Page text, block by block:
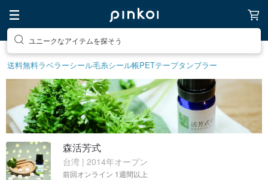
素敵な生活グッズを探そう
ユニークなアイテムを探そう
送料無料ラベラーシール毛糸シール帳PETテープタンブラー
森活芳式
台湾 | 2014年オープン
前回オンライン 1週間以上